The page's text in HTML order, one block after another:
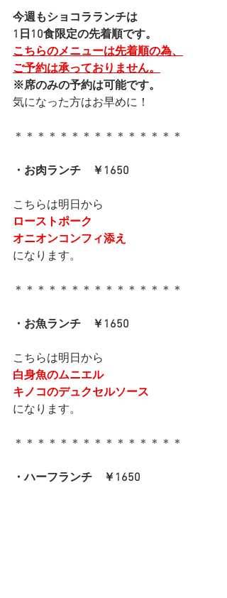
今週もショコラランチは
1日10食限定の先着順です。
こちらのメニューは先着順の為、
ご予約は承っておりません。
※席のみの予約は可能です。
気になった方はお早めに！
＊＊＊＊＊＊＊＊＊＊＊＊＊＊＊
・お肉ランチ　￥1650
こちらは明日から
ローストポーク
オニオンコンフィ添え
になります。
＊＊＊＊＊＊＊＊＊＊＊＊＊＊＊
・お魚ランチ　￥1650
こちらは明日から
白身魚のムニエル
キノコのデュクセルソース
になります。
＊＊＊＊＊＊＊＊＊＊＊＊＊＊＊
・ハーフランチ　￥1650